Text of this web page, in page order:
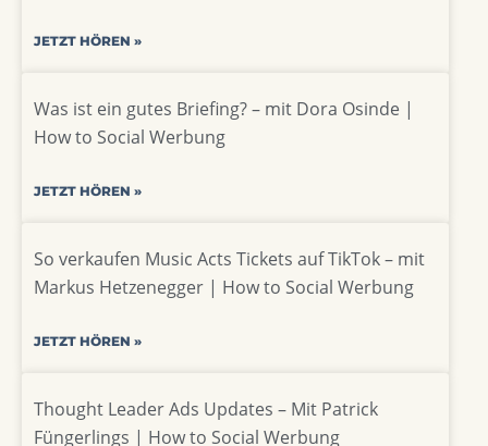
JETZT HÖREN »
Was ist ein gutes Briefing? – mit Dora Osinde |
How to Social Werbung
JETZT HÖREN »
So verkaufen Music Acts Tickets auf TikTok – mit
Markus Hetzenegger | How to Social Werbung
JETZT HÖREN »
Thought Leader Ads Updates – Mit Patrick
Füngerlings | How to Social Werbung